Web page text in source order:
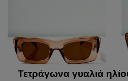
Τετράγωνα γυαλιά